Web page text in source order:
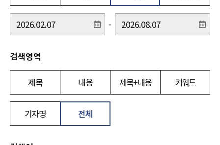
-
검색영역
제목 내용 제목+내용 키워드
기자명 전체